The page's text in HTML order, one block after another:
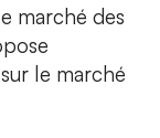
marché des
le marché